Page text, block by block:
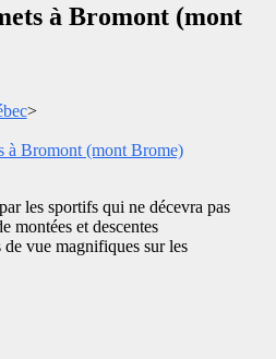
à Bromont (mont
>
à Bromont (mont Brome)
les sportifs qui ne décevra pas
montées et descentes
vue magnifiques sur les